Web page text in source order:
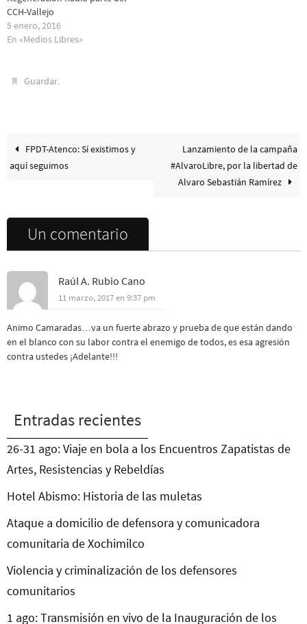
CCH-Vallejo
5 enero, 2016
En «Medios Libres»
Guardar.
FPDT-Atenco: Sí existimos y
aquí seguimos
Lanzamiento de la campaña
#AlvaroLibre, por la libertad de
Alvaro Sebastián Ramírez
Un comentario
Raúl A. Rubio Cano
11 marzo, 2017 en 9:37 pm
Animo Camaradas…va un fuerte abrazo y prueba de que están dando
en el blanco con su labor contra el enemigo de todos, es esa agresión
contra ustedes ¡Adelante!!!
Entradas recientes
26-31 ago: Viaje en bola a los Encuentros Zapatistas de
Artes, Resistencias y Rebeldías
Hotel Abismo: Historia de las muletas
Ataque a domicilio de defensora y comunicadora
comunitaria de Xochimilco
Violencia y criminalización de los defensores
comunitarios
1 ago: Transmisión en vivo de la Inauguración de los